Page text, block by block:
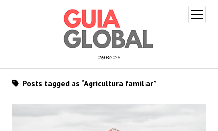
09/08/2026
open
menu
Posts tagged as “Agricultura familiar”